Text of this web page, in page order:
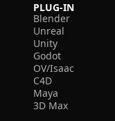
PLUG-IN
Blender
Unreal
Unity
Godot
OV/Isaac
C4D
Maya
3D Max